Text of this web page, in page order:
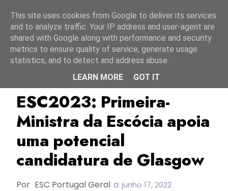
Escócia Glasgow
ESC2023: Primeira-
Ministra da Escócia apoia
uma potencial
candidatura de Glasgow
Por ESC Portugal Geral a junho 17, 2022
This site uses cookies from Google to deliver its services
and to analyze traffic. Your IP address and user-agent are
shared with Google along with performance and security
metrics to ensure quality of service, generate usage
statistics, and to detect and address abuse.
LEARN MORE
GOT IT